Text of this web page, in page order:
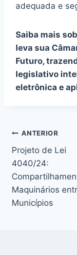
adequada e
Saiba mais
leva sua
Futuro,
legislativo
eletrônica e
Navegação
de
Post
ANTERIOR
Projeto de Lei
4040/24:
Maquinários
Municípios